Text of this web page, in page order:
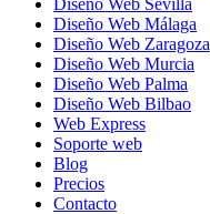
Diseño Web Málaga
Diseño Web Zaragoza
Diseño Web Murcia
Diseño Web Palma
Diseño Web Bilbao
Web Express
Soporte web
Blog
Precios
Contacto